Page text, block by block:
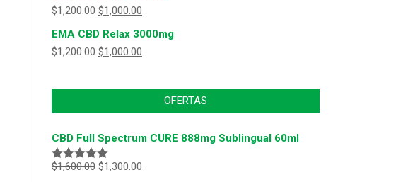
$1,200.00 $1,000.00
EMA CBD Relax 3000mg
$1,200.00 $1,000.00
OFERTAS
CBD Full Spectrum CURE 888mg Sublingual 60ml
Valorado
$1,600.00 $1,300.00